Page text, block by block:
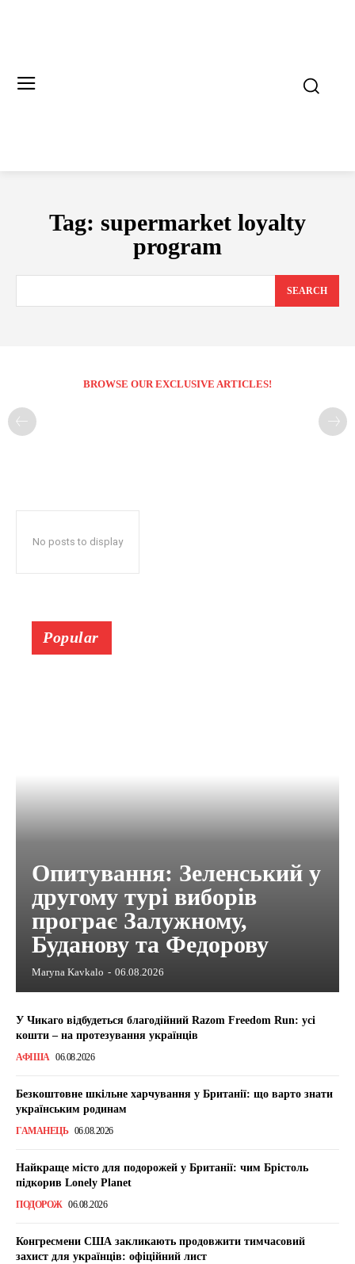
Tag: supermarket loyalty
program
SEARCH
BROWSE OUR EXCLUSIVE ARTICLES!
No posts to display
Popular
Опитування: Зеленський у
другому турі виборів
програє Залужному,
Буданову та Федорову
Maryna Kavkalo - 06.08.2026
У Чикаго відбудеться благодійний Razom Freedom Run: усі
кошти – на протезування українців
АФІША 06.08.2026
Безкоштовне шкільне харчування у Британії: що варто знати
українським родинам
ГАМАНЕЦЬ 06.08.2026
Найкраще місто для подорожей у Британії: чим Брістоль
підкорив Lonely Planet
ПОДОРОЖ 06.08.2026
Конгресмени США закликають продовжити тимчасовий
захист для українців: офіційний лист